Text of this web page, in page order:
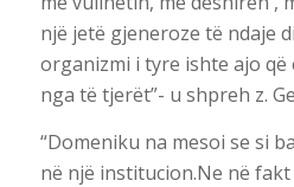
një jetë gjeneroze të ndaje
organizmi i tyre ishte ajo
nga të tjerët”- u shpreh z.
“Domeniku na mesoi se si
në një institucion.Ne në